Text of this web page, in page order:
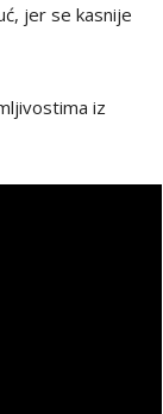
jer se kasnije
iz